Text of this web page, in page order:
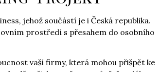
jehož součástí je i Česká republika.
prostředí s přesahem do osobního
vaší firmy, která mohou přišpět ke